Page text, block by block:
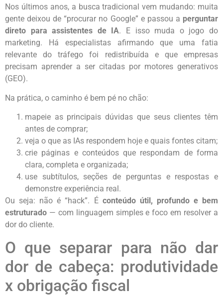
Nos últimos anos, a busca tradicional vem mudando: muita
gente deixou de “procurar no Google” e passou a perguntar
direto para assistentes de IA. E isso muda o jogo do
marketing. Há especialistas afirmando que uma fatia
relevante do tráfego foi redistribuída e que empresas
precisam aprender a ser citadas por motores generativos
(GEO).
Na prática, o caminho é bem pé no chão:
mapeie as principais dúvidas que seus clientes têm
antes de comprar;
veja o que as IAs respondem hoje e quais fontes citam;
crie páginas e conteúdos que respondam de forma
clara, completa e organizada;
use subtítulos, seções de perguntas e respostas e
demonstre experiência real.
Ou seja: não é “hack”. É conteúdo útil, profundo e bem
estruturado — com linguagem simples e foco em resolver a
dor do cliente.
O que separar para não dar
dor de cabeça: produtividade
x obrigação fiscal